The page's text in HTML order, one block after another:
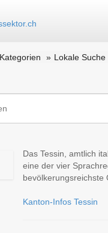
Lokale Suche
Das Tessin, amtlich
eine der vier
bevölkerungsreichste
Kanton-Infos Tessin